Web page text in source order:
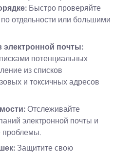
Быстро проверяйте
отдельности или большими
электронной почты:
потенциальных
из списков
и токсичных адресов
Отслеживайте
электронной почты и
проблемы.
Защитите свою